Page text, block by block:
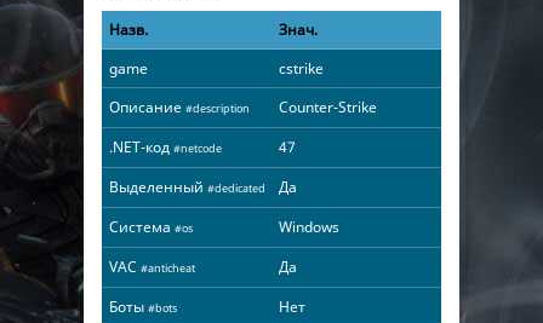
Назв.
Знач.
game
cstrike
Описание #description
Counter-Strike
.NET-код #netcode
47
Выделенный #dedicated
Да
Система #os
Windows
VAC #anticheat
Да
Боты #bots Нет